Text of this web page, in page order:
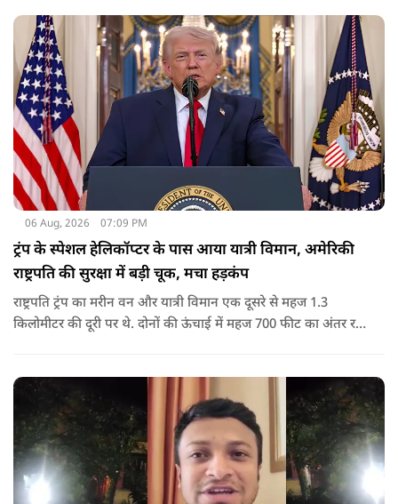
06 Aug, 2026 07:09 PM
ट्रंप के स्पेशल हेलिकॉप्टर के पास आया यात्री विमान, अमेरिकी
राष्ट्रपति की सुरक्षा में बड़ी चूक, मचा हड़कंप
राष्ट्रपति ट्रंप का मरीन वन और यात्री विमान एक दूसरे से महज 1.3
किलोमीटर की दूरी पर थे. दोनों की ऊंचाई में महज 700 फीट का अंतर रह